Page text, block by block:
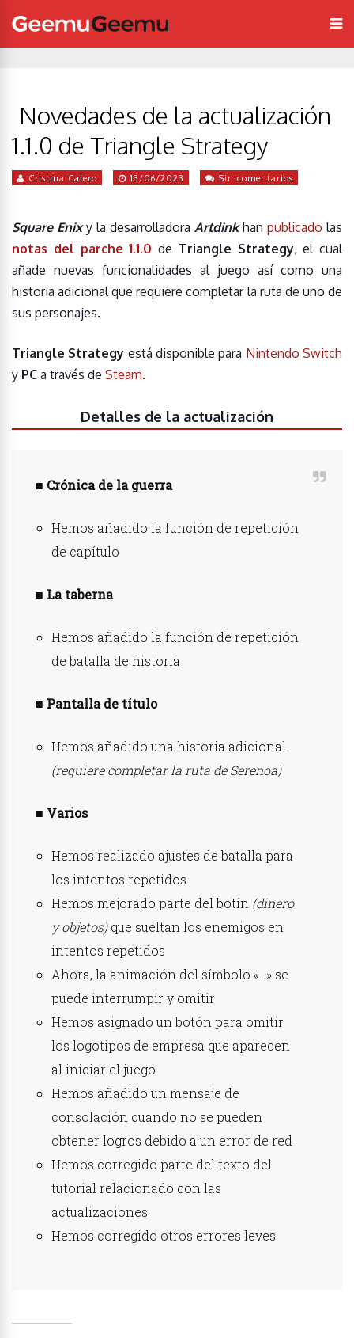
Novedades de la actualización
1.1.0 de Triangle Strategy
Cristina Calero 13/06/2023 Sin comentarios
Square Enixy la desarrolladora Artdinkhan publicado las
notas del parche 1.1.0 de Triangle Strategy, el cual
añade nuevas funcionalidades al juego así como una
historia adicional que requiere completar la ruta de uno de
sus personajes.
Triangle Strategy está disponible para Nintendo Switch
y PC a través de Steam.
Detalles de la actualización
■ Crónica de la guerra
Hemos añadido la función de repetición
de capítulo
■ La taberna
Hemos añadido la función de repetición
de batalla de historia
■ Pantalla de título
Hemos añadido una historia adicional
(requiere completar la ruta de Serenoa)
■ Varios
Hemos realizado ajustes de batalla para
los intentos repetidos
Hemos mejorado parte del botín (dinero
y objetos)que sueltan los enemigos en
intentos repetidos
Ahora, la animación del símbolo «…» se
puede interrumpir y omitir
Hemos asignado un botón para omitir
los logotipos de empresa que aparecen
al iniciar el juego
Hemos añadido un mensaje de
consolación cuando no se pueden
obtener logros debido a un error de red
Hemos corregido parte del texto del
tutorial relacionado con las
actualizaciones
Hemos corregido otros errores leves